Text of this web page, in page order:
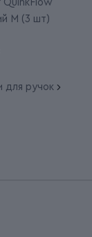
QuinkFlow
M (3 шт)
для ручок